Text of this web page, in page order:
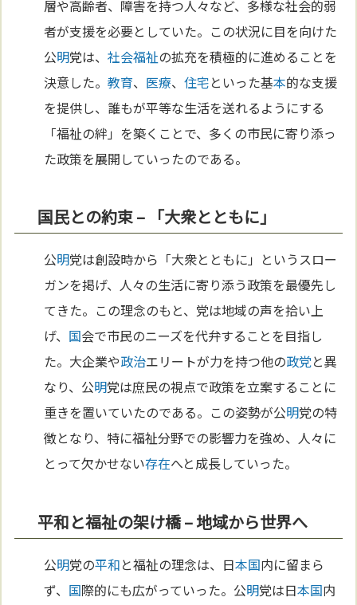
層や高齢者、障害を持つ人々など、多様な社会的弱
者が支援を必要としていた。この状況に目を向けた
公明党は、社会福祉の拡充を積極的に進めることを
決意した。教育、 医療、住宅といった基本的な支援
を提供し、誰もが平等な生活を送れるようにする
「福祉の絆」を築くことで、多くの市民に寄り添っ
た政策を展開していったのである。
国民との約束 – 「大衆とともに」
公明党は創設時から「大衆とともに」というスロー
ガンを掲げ、人々の生活に寄り添う政策を最優先し
てきた。この理念のもと、党は地域の声を拾い上
げ、 国会で市民のニーズを代弁することを目指し
た。大企業や政治エリートが力を持つ他の政党と異
なり、公明党は庶民の視点で政策を立案することに
重きを置いていたのである。この姿勢が公明党の特
徴となり、特に福祉分野での影響力を強め、人々に
とって欠かせない存在へと成長していった。
平和と福祉の架け橋 – 地域から世界へ
公明党の平和と福祉の理念は、日本国内に留まら
ず、 国際的にも広がっていった。公明党は日本国内